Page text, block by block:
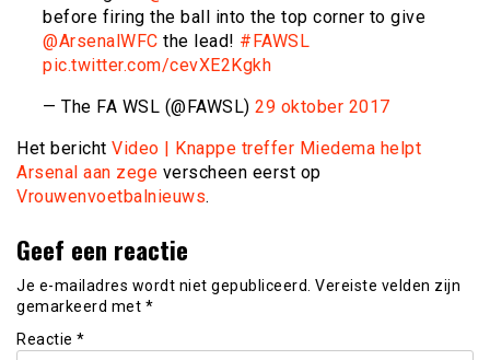
before firing the ball into the top corner to give
@ArsenalWFC the lead! #FAWSL
pic.twitter.com/cevXE2Kgkh
— The FA WSL (@FAWSL) 29 oktober 2017
Het bericht Video | Knappe treffer Miedema helpt
Arsenal aan zege verscheen eerst op
Vrouwenvoetbalnieuws.
Geef een reactie
Je e-mailadres wordt niet gepubliceerd. Vereiste velden zijn
gemarkeerd met *
Reactie *